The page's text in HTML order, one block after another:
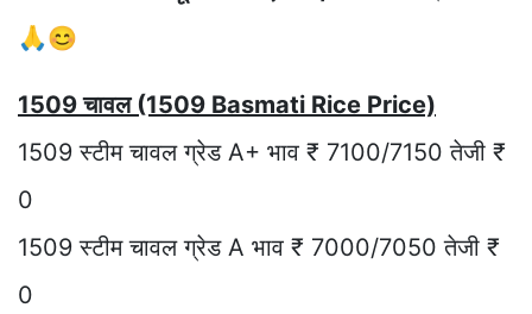
🙏😊
1509 चावल (1509 Basmati Rice Price)
1509 स्टीम चावल ग्रेड A+ भाव ₹ 7100/7150 तेजी ₹
0
1509 स्टीम चावल ग्रेड A भाव ₹ 7000/7050 तेजी ₹
0